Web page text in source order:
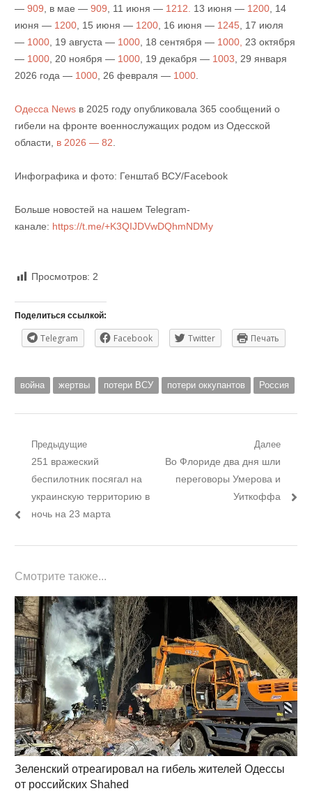
— 909, в мае — 909, 11 июня — 1212. 13 июня — 1200, 14
июня — 1200, 15 июня — 1200, 16 июня — 1245, 17 июля
— 1000, 19 августа — 1000, 18 сентября — 1000, 23 октября
— 1000, 20 ноября — 1000, 19 декабря — 1003, 29 января
2026 года — 1000, 26 февраля — 1000.
Одесса Newsв 2025 году опубликовала 365 сообщений о
гибели на фронте военнослужащих родом из Одесской
области, в 2026 — 82.
Инфографика и фото: Генштаб ВСУ/Facebook
Больше новостей на нашем Telegram-
канале: https://t.me/+K3QIJDVwDQhmNDMy
Просмотров: 2
Поделиться ссылкой:
Telegram Facebook Twitter Печать
война жертвы потери ВСУ потери оккупантов Россия
Навигация
записям
Предыдущие
Предыдущий
пост:
251 вражеский
беспилотник посягал на
украинскую территорию в
ночь на 23 марта
Далее
Следующий
пост:
Во Флориде два дня шли
переговоры Умерова и
Уиткоффа
Смотрите также...
Зеленский отреагировал на гибель жителей Одессы
от российских Shahed